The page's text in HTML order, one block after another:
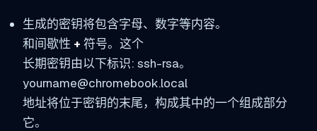
生成的密钥将包含字母、数字等内容。
和间歇性 + 符号。这个
长期密钥由以下标识: ssh-rsa。
yourname@chromebook.local
地址将位于密钥的末尾，构成其中的一个组成部分
它。